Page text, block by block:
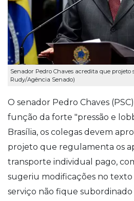
Senador Pedro Chaves acredita que projeto
Rudy/Agência Senado)
O senador Pedro Chaves
função da forte "pressão e
Brasília, os colegas devem
projeto que regulamenta os
transporte individual pago,
sugeriu modificações no texto
serviço não fique subordinado